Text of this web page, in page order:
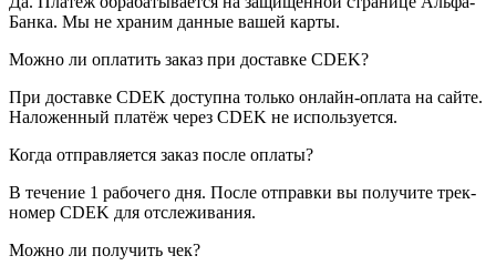
Банка. Мы не храним данные вашей карты.
Можно ли оплатить заказ при доставке CDEK?
При доставке CDEK доступна только онлайн-оплата на сайте.
Наложенный платёж через CDEK не используется.
Когда отправляется заказ после оплаты?
В течение 1 рабочего дня. После отправки вы получите трек-
номер CDEK для отслеживания.
Можно ли получить чек?